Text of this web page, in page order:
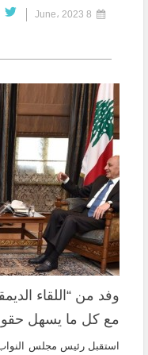
وفد من “اللقاء
مع كل ما يسهل
استقبل رئيس مجلس النواب